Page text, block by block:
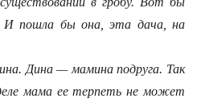
И пошла бы она, эта дача, на
Дина — мамина подруга. Так
мама ее терпеть не может